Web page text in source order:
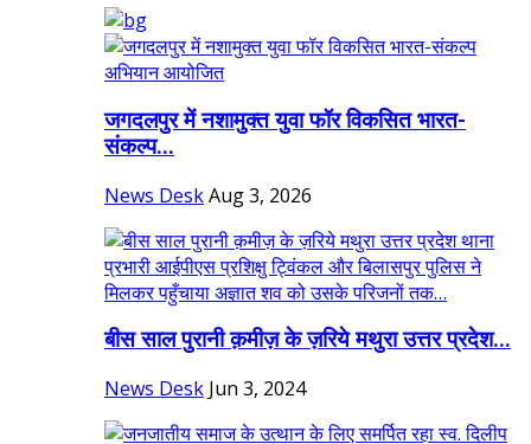
जगदलपुर में नशामुक्त युवा फॉर विकसित भारत-
संकल्प...
News DeskAug 3, 2026
बीस साल पुरानी क़मीज़ के ज़रिये मथुरा उत्तर प्रदेश...
News Desk Jun 3, 2024